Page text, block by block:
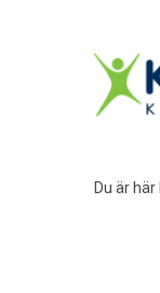
Du är här